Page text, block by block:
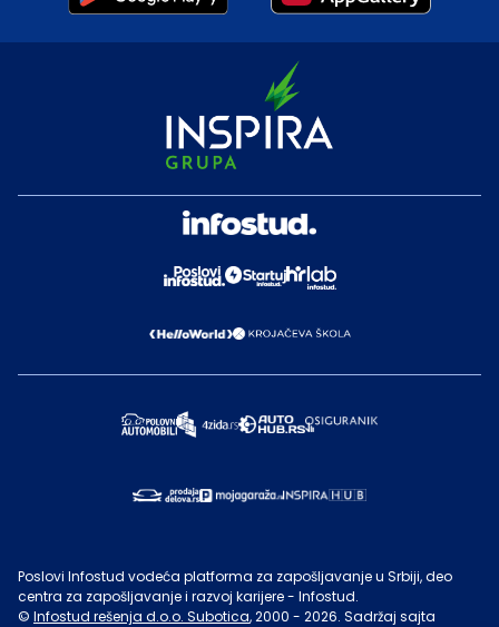
Poslovi Infostud vodeća platforma za zapošljavanje u Srbiji, deo
centra za zapošljavanje i razvoj karijere - Infostud.
© Infostud rešenja d.o.o. Subotica, 2000 - 2026. Sadržaj sajta